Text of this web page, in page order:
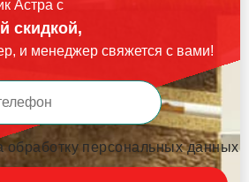
Астра с
скидкой,
и менеджер свяжется с вами!
обработку персональных данных